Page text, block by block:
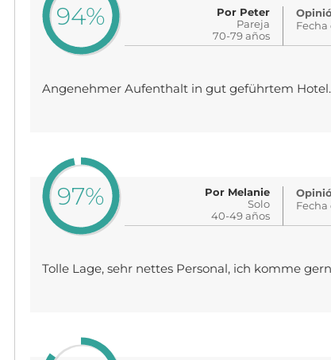
94%
Por Peter
Pareja
70-79 años
Fecha
Angenehmer Aufenthalt in gut geführtem Hotel.
97%
Por Melanie
Solo
40-49 años
Fecha
Tolle Lage, sehr nettes Personal, ich komme